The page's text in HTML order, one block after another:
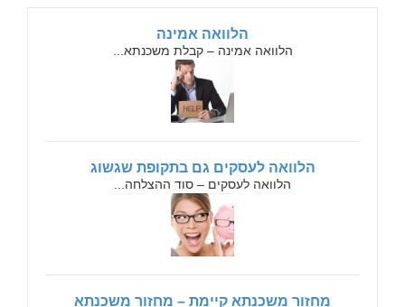
הלוואה אמינה
הלוואה אמינה – קבלת משכנתא...
הלוואה לעסקים גם בתקופת שגשוג
הלוואה לעסקים – סוד ההצלחה...
מחזור משכנתא קיימת – מחזור משכנתא